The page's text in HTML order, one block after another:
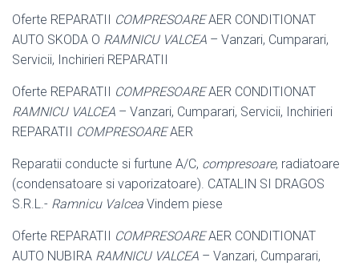
Oferte REPARATII COMPRESOAREAER CONDITIONAT
AUTO SKODA O RAMNICU VALCEA – Vanzari, Cumparari,
Servicii, Inchirieri REPARATII
Oferte REPARATII COMPRESOAREAER CONDITIONAT
RAMNICU VALCEA – Vanzari, Cumparari, Servicii, Inchirieri
REPARATII COMPRESOAREAER
Reparatii conducte si furtune A/C, compresoare, radiatoare
(condensatoare si vaporizatoare). CATALIN SI DRAGOS
S.R.L.- Ramnicu Valcea Vindem piese
Oferte REPARATII COMPRESOAREAER CONDITIONAT
AUTO NUBIRA RAMNICU VALCEA – Vanzari, Cumparari,